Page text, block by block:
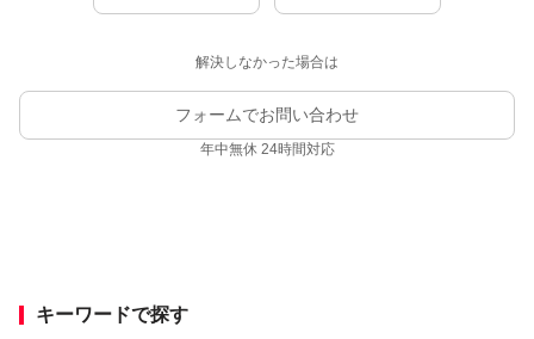
解決しなかった場合は
フォームでお問い合わせ
年中無休 24時間対応
キーワードで探す